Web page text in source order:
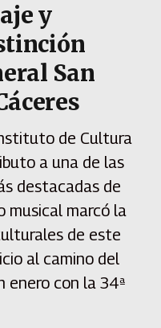
y
San
de Cultura
a una de las
destacadas de
musical marcó la
de este
al camino del
enero con la 34ª